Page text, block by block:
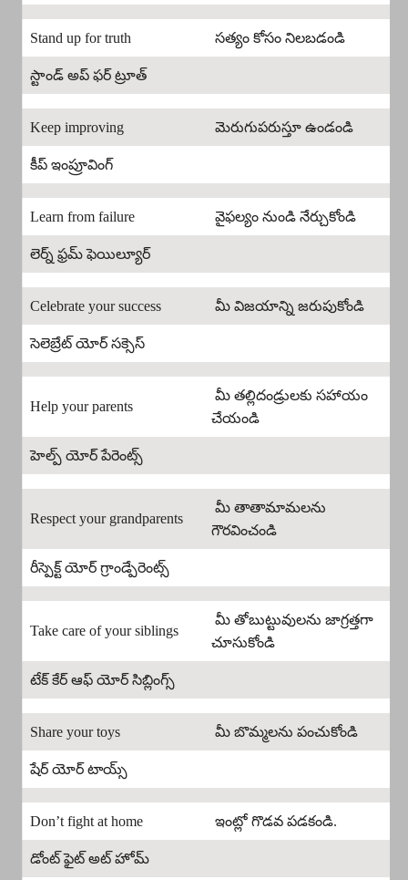
Stand up for truth సత్యం కోసం నిలబడండి
స్టాండ్ అప్ ఫర్ ట్రూత్
Keep improving మెరుగుపరుస్తూ ఉండండి
కీప్ ఇంప్రూవింగ్
Learn from failure వైఫల్యం నుండి నేర్చుకోండి
లెర్న్ ఫ్రమ్ ఫెయిల్యూర్
Celebrate your success మీ విజయాన్ని జరుపుకోండి
సెలెబ్రేట్ యోర్ సక్సెస్
Help your parents
మీ తల్లిదండ్రులకు సహాయం
చేయండి
హెల్ప్ యోర్ పేరెంట్స్
Respect your grandparents
మీ తాతామామలను
గౌరవించండి
రీస్పెక్ట్ యోర్ గ్రాండ్పేరెంట్స్
Take care of your siblings
మీ తోబుట్టువులను జాగ్రత్తగా
చూసుకోండి
టేక్ కేర్ ఆఫ్ యోర్ సిబ్లింగ్స్
Share your toys మీ బొమ్మలను పంచుకోండి
షేర్ యోర్ టాయ్స్
Don’t fight at home ఇంట్లో గొడవ పడకండి.
డోంట్ ఫైట్ అట్ హోమ్